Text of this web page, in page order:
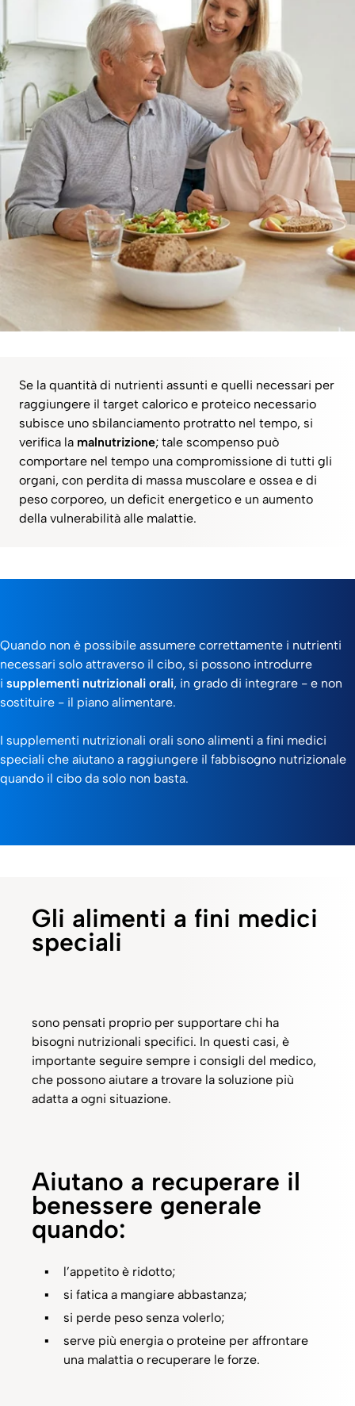
Se la quantità di nutrienti assunti e quelli necessari per
raggiungere il target calorico e proteico necessario
subisce uno sbilanciamento protratto nel tempo, si
verifica la malnutrizione; tale scompenso può
comportare nel tempo una compromissione di tutti gli
organi, con perdita di massa muscolare e ossea e di
peso corporeo, un deficit energetico e un aumento
della vulnerabilità alle malattie.​
Quando non è possibile assumere correttamente i nutrienti
necessari solo attraverso il cibo, si possono introdurre
i supplementi nutrizionali orali, in grado di integrare - e non
sostituire - il piano alimentare.
I supplementi nutrizionali orali sono alimenti a fini medici
speciali che aiutano a raggiungere il fabbisogno nutrizionale
quando il cibo da solo non basta.
Gli alimenti a fini medici
speciali
sono pensati proprio per supportare chi ha
bisogni nutrizionali specifici. In questi casi, è
importante seguire sempre i consigli del medico,
che possono aiutare a trovare la soluzione più
adatta a ogni situazione.
Aiutano a recuperare il
benessere generale
quando:
l’appetito è ridotto;​
si fatica a mangiare abbastanza;​
si perde peso senza volerlo;​
serve più energia o proteine per affrontare
una malattia o ​recuperare le forze.